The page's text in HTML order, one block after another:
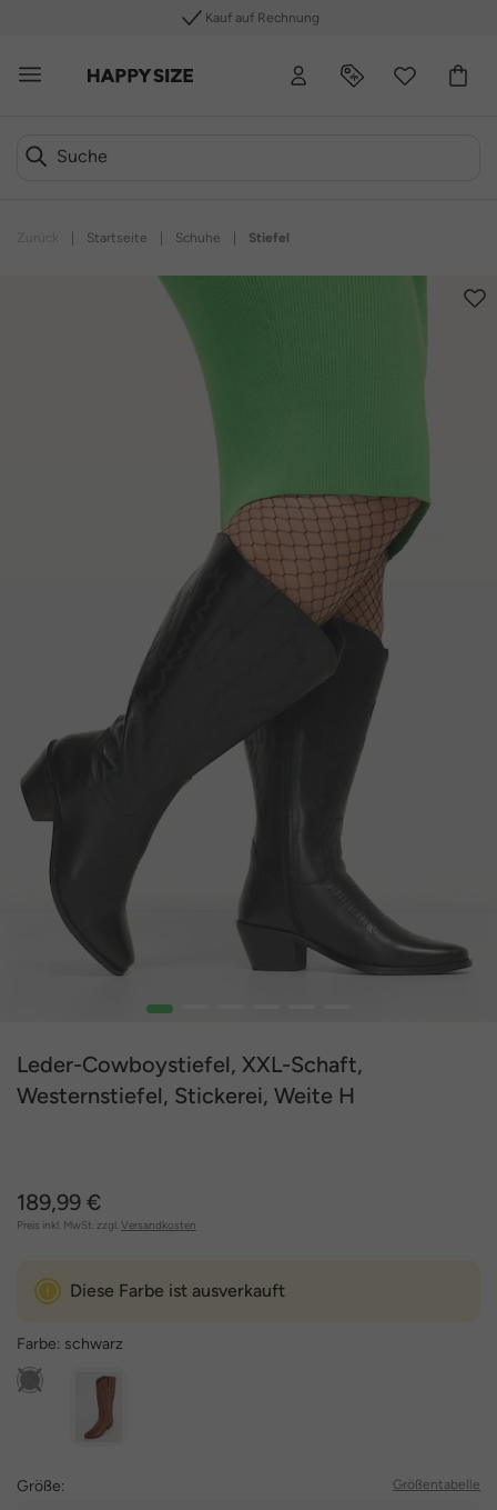
Kauf auf Rechnung
Startseite Schuhe Stiefel
1
Leder-Cowboystiefel, XXL-Schaft,
Westernstiefel, Stickerei, Weite H
189,99 €
Preis inkl. MwSt. zzgl. Versandkosten
Diese Farbe ist ausverkauft
Farbe: schwarz
Größe: Größentabelle